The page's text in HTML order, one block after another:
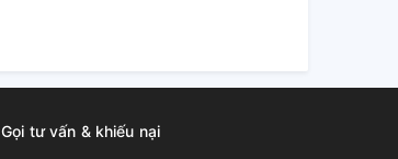
Gọi tư vấn & khiếu nại